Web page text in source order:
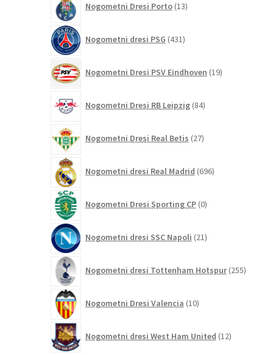
Nogometni Dresi Porto 13izdelkov
Nogometni dresi PSG 431izdelkov
Nogometni Dresi PSV Eindhoven 19izdelkov
Nogometni Dresi RB Leipzig 84izdelkov
Nogometni Dresi Real Betis 27izdelkov
Nogometni dresi Real Madrid 696izdelkov
Nogometni Dresi Sporting CP 0izdelkov
Nogometni dresi SSC Napoli 21izdelkov
Nogometni dresi Tottenham Hotspur 255
Nogometni Dresi Valencia 10izdelkov
Nogometni dresi West Ham United 12izdelkov